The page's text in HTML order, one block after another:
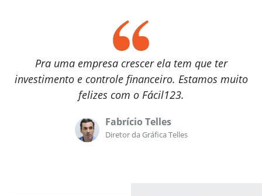
Pra uma empresa crescer ela tem que ter
investimento e controle financeiro. Estamos muito
felizes com o Fácil123.
Fabrício Telles
Diretor da Gráfica Telles